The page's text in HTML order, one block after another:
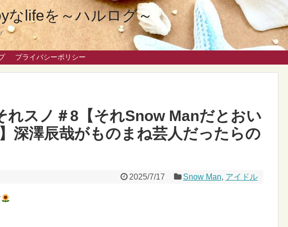
なlifeを～ハルログ～
プライバシーポリシー
れスノ＃8【それSnow Manだとおい
深澤辰哉がものまね芸人だったらの
2025/7/17 Snow Man, アイドル